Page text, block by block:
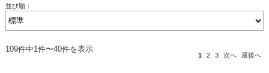
並び順：
109件中1件〜40件を表示
1 2 3 次へ 最後へ